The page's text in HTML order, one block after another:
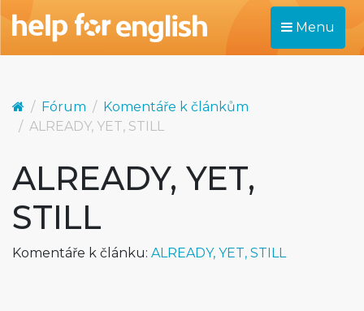
Menu
Fórum
Komentáře k článkům
ALREADY, YET, STILL
ALREADY, YET,
STILL
Komentáře k článku: ALREADY, YET, STILL